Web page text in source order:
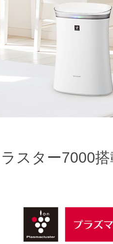
スター7000